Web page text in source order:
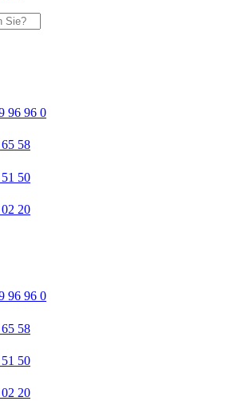
96 96 0
58
50
20
96 96 0
58
50
20